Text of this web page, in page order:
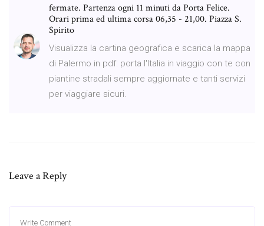
fermate. Partenza ogni 11 minuti da Porta Felice.
Orari prima ed ultima corsa 06,35 - 21,00. Piazza S.
Spirito
Visualizza la cartina geografica e scarica la mappa
di Palermo in pdf: porta l'Italia in viaggio con te con
piantine stradali sempre aggiornate e tanti servizi
per viaggiare sicuri.
Leave a Reply